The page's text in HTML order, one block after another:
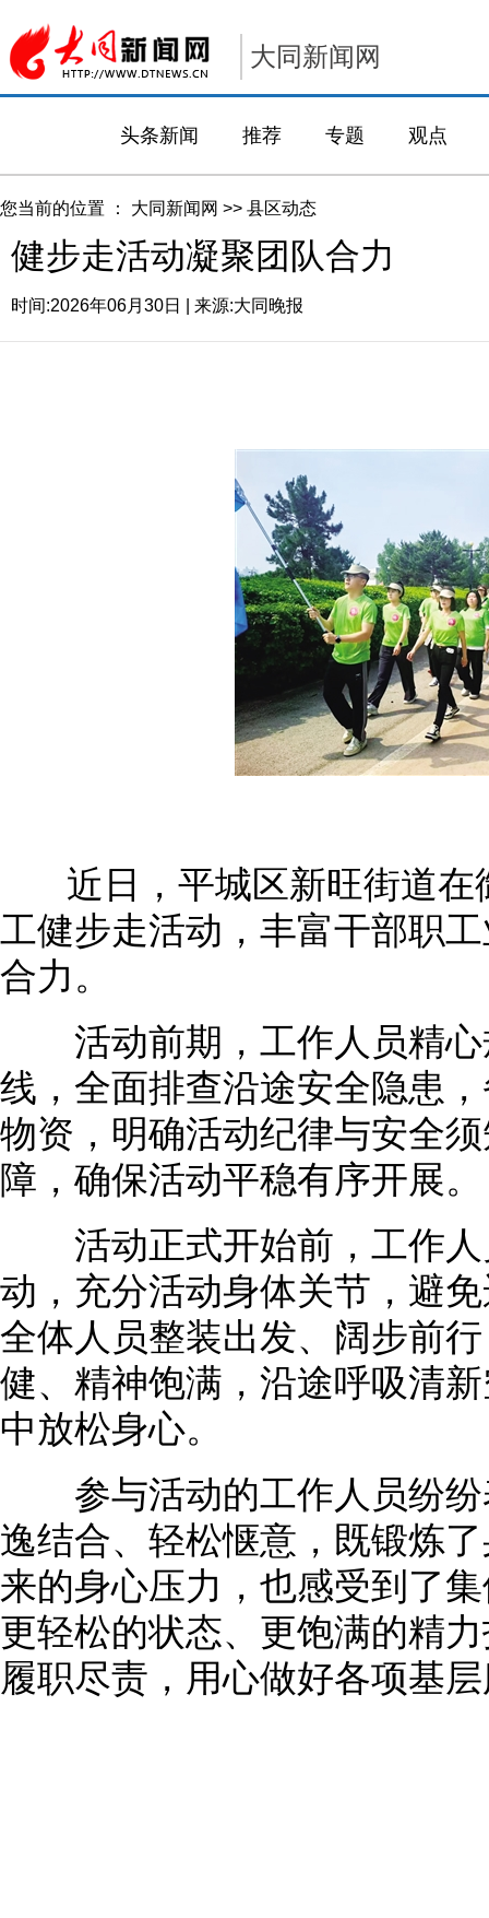
大同新闻网
头条新闻 推荐 专题 观点
您当前的位置 ： 大同新闻网 >> 县区动态
健步走活动凝聚团队合力
时间:2026年06月30日 | 来源:大同晚报
近日，平城区新旺街道在
工健步走活动，丰富干部职
合力。
活动前期，工作人员精心
线，全面排查沿途安全隐患
物资，明确活动纪律与安全
障，确保活动平稳有序开展。
活动正式开始前，工作人
动，充分活动身体关节，避
全体人员整装出发、阔步前
健、精神饱满，沿途呼吸清
中放松身心。
参与活动的工作人员纷纷
逸结合、轻松惬意，既锻炼
来的身心压力，也感受到了
更轻松的状态、更饱满的精
履职尽责，用心做好各项基